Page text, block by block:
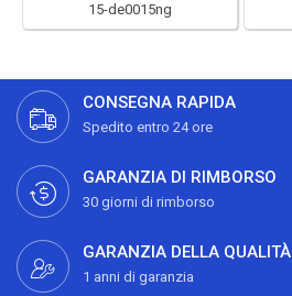
15-de0015ng
CONSEGNA RAPIDA
Spedito entro 24 ore
GARANZIA DI RIMBORSO
30 giorni di rimborso
GARANZIA DELLA QUALITÀ
1 anni di garanzia